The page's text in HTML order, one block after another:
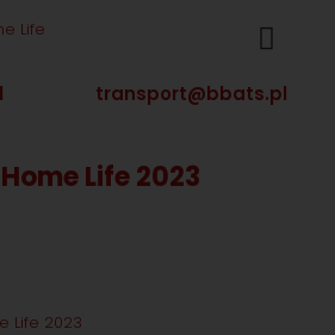
transport@bbats.pl
Life 2023
Life 2023